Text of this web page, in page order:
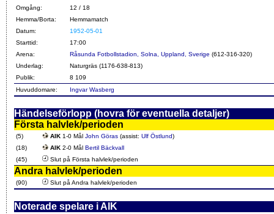
Omgång:
12 / 18
Hemma/Borta:
Hemmamatch
Datum:
1952-05-01
Starttid:
17:00
Arena:
Råsunda Fotbollstadion, Solna, Uppland, Sverige (612-316-320)
Underlag:
Naturgräs (1176-638-813)
Publik:
8 109
Huvuddomare:
Ingvar Wasberg
Händelseförlopp (hovra för eventuella detaljer)
Första halvlek/perioden
(5) AIK 1-0 Mål John Göras (assist: Ulf Östlund)
(18)
AIK 2-0 Mål Bertil Bäckvall
(45)
Slut på Första halvlek/perioden
Andra halvlek/perioden
(90) Slut på Andra halvlek/perioden
Noterade spelare i AIK